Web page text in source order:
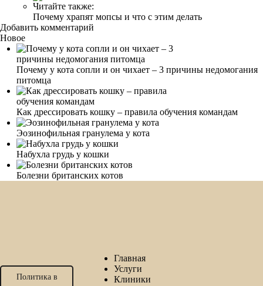
Читайте также:
Почему храпят мопсы и что с этим делать
Добавить комментарий
Новое
Почему у кота сопли и он чихает – 3 причины недомогания
питомца
Как дрессировать кошку – правила обучения командам
Эозинофильная гранулема у кота
Набухла грудь у кошки
Болезни британских котов
Политика в
Главная
Услуги
Клиники